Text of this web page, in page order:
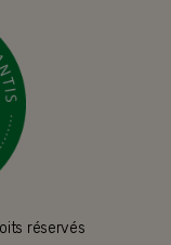
réservés